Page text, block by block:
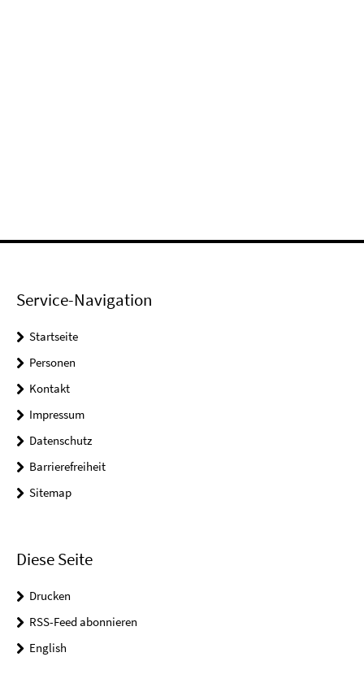
Service-Navigation
Startseite
Personen
Kontakt
Impressum
Datenschutz
Barrierefreiheit
Sitemap
Diese Seite
Drucken
RSS-Feed abonnieren
English